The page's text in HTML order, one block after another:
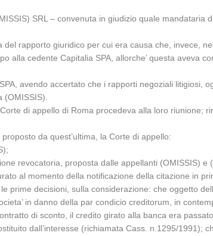
SRL – convenuta in giudizio quale mandataria
rapporto giuridico per cui era causa che, invece,
alla cedente Capitalia SPA, allorche’ questa aveva
avendo accertato che i rapporti negoziali litigiosi,
di appello di Roma procedeva alla loro riunione;
da quest’ultima, la Corte di appello:
revocatoria, proposta dalle appellanti (OMISSIS) e
al momento della notificazione della citazione in
prime decisioni, sulla considerazione: che oggetto
in danno della par condicio creditorum, in
di sconto, il credito girato alla banca era
dall’interesse (richiamata Cass. n.1295/1991);